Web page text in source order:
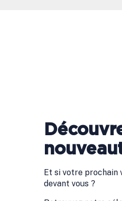
Et si votre prochain
devant vous ?